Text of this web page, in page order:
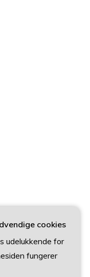
cookies
udelukkende for
fungerer